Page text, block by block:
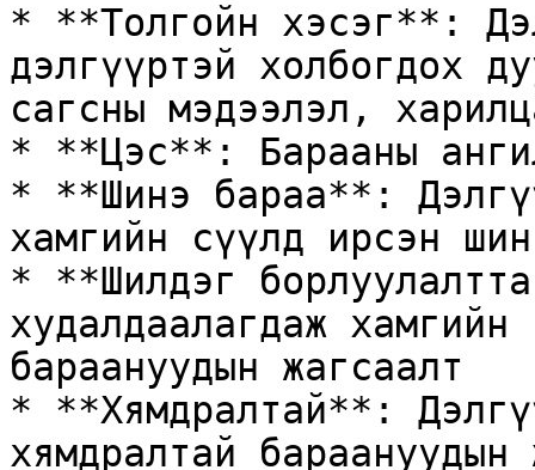
* **Толгойн хэсэг**:
дэлгүүртэй холбогдох
сагсны мэдээлэл,
* **Цэс**: Барааны
* **Шинэ бараа**:
хамгийн сүүлд ирсэн
* **Шилдэг
худалдаалагдаж хамгийн
бараануудын жагсаалт
* **Хямдралтай**:
хямдралтай бараануудын